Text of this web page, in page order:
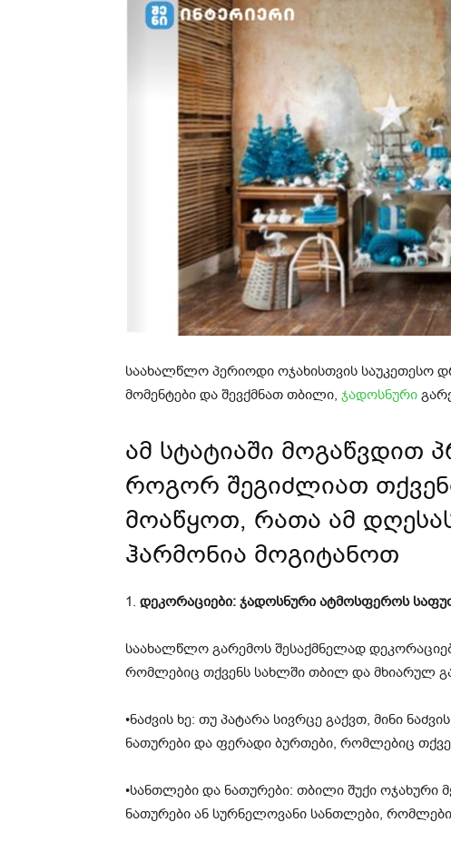
საახალწლო პერიოდი ოჯახისთვის საუკეთესო
მომენტები და შევქმნათ თბილი, ჯადოსნური
ამ სტატიაში მოგაწვდით
როგორ შეგიძლიათ
მოაწყოთ, რათა ამ
ჰარმონია მოგიტანოთ
1. დეკორაციები: ჯადოსნური ატმოსფეროს
საახალწლო გარემოს შესაქმნელად
რომლებიც თქვენს სახლში თბილ და მხიარულ
•ნაძვის ხე: თუ პატარა სივრცე გაქვთ, მინი
ნათურები და ფერადი ბურთები, რომლებიც
•სანთლები და ნათურები: თბილი შუქი ოჯახური
ნათურები ან სურნელოვანი სანთლები,